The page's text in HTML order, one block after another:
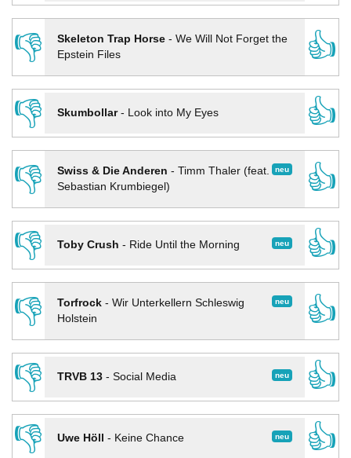
👎
Skeleton Trap Horse- We Will Not Forget the
Epstein Files
👍
👎
Skumbollar- Look into My Eyes
👍
👎
neu
Swiss & Die Anderen - Timm Thaler (feat.
Sebastian Krumbiegel)
👍
👎
neu
Toby Crush - Ride Until the Morning
👍
👎
neu
Torfrock- Wir Unterkellern Schleswig
Holstein
👍
👎
neu
TRVB 13- Social Media
👍
👎
neu
Uwe Höll - Keine Chance
👍